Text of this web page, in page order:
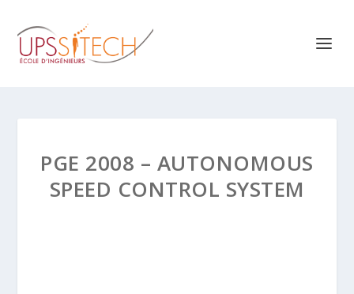
PGE 2008 – AUTONOMOUS
SPEED CONTROL SYSTEM